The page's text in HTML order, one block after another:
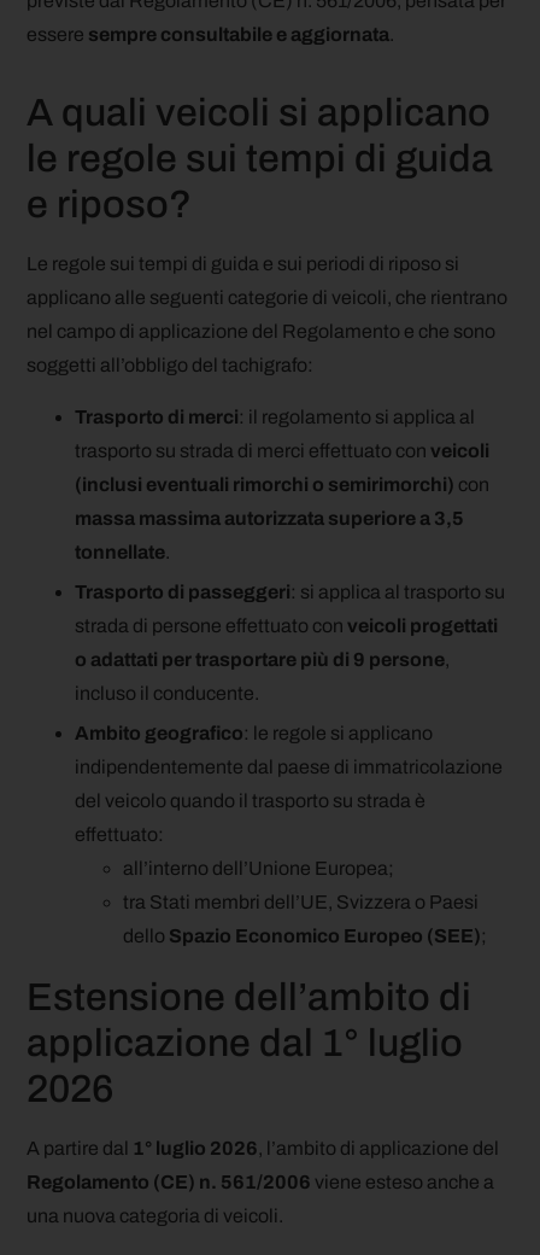
essere sempre consultabile e aggiornata.
A quali veicoli si applicano
le regole sui tempi di guida
e riposo?
Le regole sui tempi di guida e sui periodi di riposo si
applicano alle seguenti categorie di veicoli, che rientrano
nel campo di applicazione del Regolamento e che sono
soggetti all’obbligo del tachigrafo:
Trasporto di merci: il regolamento si applica al
trasporto su strada di merci effettuato conveicoli
(inclusi eventuali rimorchi o semirimorchi) con
massa massima autorizzata superiore a 3,5
tonnellate.
Trasporto di passeggeri: si applica al trasporto su
strada di persone effettuato conveicoli progettati
o adattati per trasportare più di 9 persone,
incluso il conducente.
Ambito geografico: le regole si applicano
indipendentemente dal paese di immatricolazione
del veicolo quando il trasporto su strada è
effettuato:
all’interno dell’Unione Europea;
tra Stati membri dell’UE, Svizzera o Paesi
dello Spazio Economico Europeo (SEE);
Estensione dell’ambito di
applicazione dal 1° luglio
2026
A partire dal 1° luglio 2026, l’ambito di applicazione del
Regolamento (CE) n. 561/2006 viene esteso anche a
una nuova categoria di veicoli.